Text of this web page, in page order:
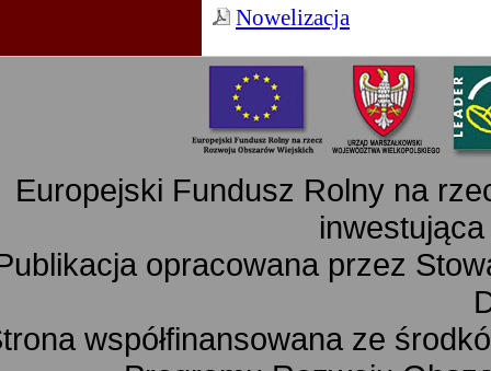
Nowelizacja
Europejski Fundusz Rolny na
opracowana przez
współfinansowana ze